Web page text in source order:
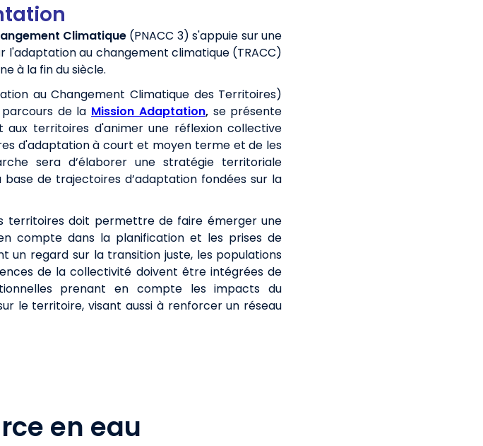
Climatique(PNACC 3) s'appuie sur une
au changement climatique (TRACC)
à la fin du siècle.
au Changement Climatique des Territoires)
parcours de la Mission Adaptation,se présente
territoires d'animer une réflexion collective
d'adaptation à court et moyen terme et de les
sera d’élaborer une stratégie territoriale
de trajectoires d’adaptation fondées sur la
territoires doit permettre de faire émerger une
compte dans la planification et les prises de
un regard sur la transition juste, les populations
de la collectivité doivent être intégrées de
prenant en compte les impacts du
le territoire, visant aussi à renforcer un réseau
en eau